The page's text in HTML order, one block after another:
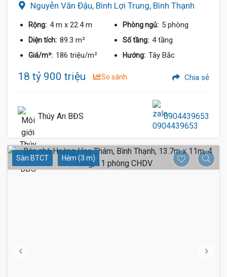
Nguyễn Văn Đậu, Bình Lợi Trung, Bình Thạnh
Rộng: 4 m x 22.4 m Phòng ngủ: 5 phòng
Diện tích: 89.3 m² Số tầng: 4 tầng
Giá/m²: 186 triệu/m² Hướng: Tây Bắc
18 tỷ 900 triệu So sánh Chia sẻ
Thúy An BĐS 0904439653
Sàn BTCT Hẻm (3 m)